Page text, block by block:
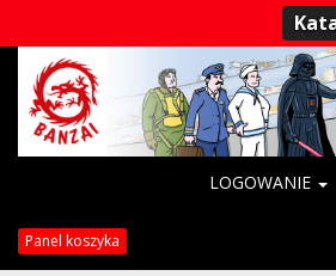
LOGOWANIE
Panel koszyka